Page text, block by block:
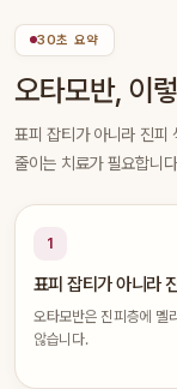
30초 요약
오타모반, 이
표피 잡티가 아니라 진피
줄이는 치료가 필요합니
1
표피 잡티가 아니라
오타모반은 진피층에 멜
않습니다.